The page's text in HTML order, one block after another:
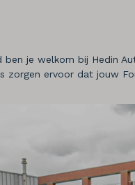
je welkom bij Hedin
zorgen ervoor dat jouw